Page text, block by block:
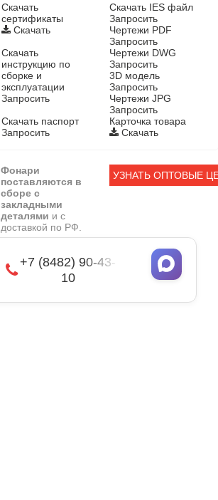
Cкачать
сертификаты
Скачать
Скачать IES файл
Запросить
Чертежи PDF
Запросить
Скачать
инструкцию по
сборке и
эксплуатации
Запросить
Чертежи DWG
Запросить
3D модель
Запросить
Чертежи JPG
Запросить
Скачать паспорт
Запросить
Карточка товара
Скачать
Фонари
поставляются в
сборе с
закладными
деталями и с
доставкой по РФ.
УЗНАТЬ ОПТОВЫЕ
+7 (8482) 90-43-
10